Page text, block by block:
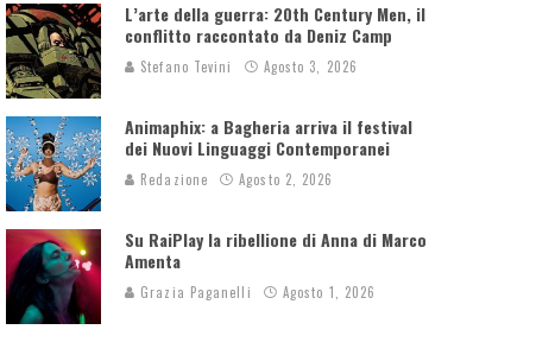
L’arte della guerra: 20th Century Men, il
conflitto raccontato da Deniz Camp
Stefano Tevini Agosto 3, 2026
Animaphix: a Bagheria arriva il festival
dei Nuovi Linguaggi Contemporanei
Redazione Agosto 2, 2026
Su RaiPlay la ribellione di Anna di Marco
Amenta
Grazia Paganelli Agosto 1, 2026